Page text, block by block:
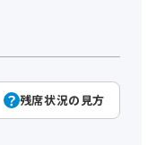
残席状況の見方